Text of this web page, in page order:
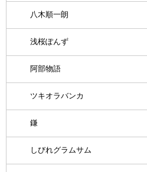
八木順一朗
浅桜ぽんず
阿部物語
ツキオラバンカ
鎌
しびれグラムサム